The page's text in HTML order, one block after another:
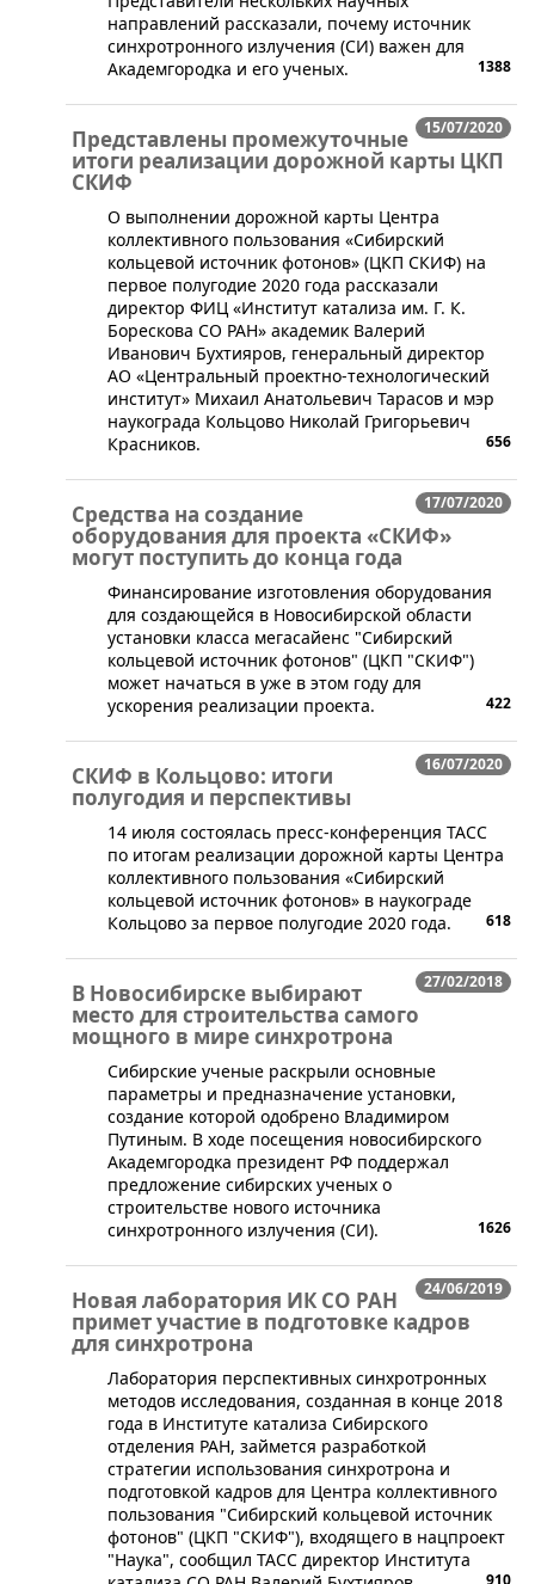
направлений рассказали, почему источник
синхротронного излучения (СИ) важен для
Академгородка и его ученых.
1388
15/07/2020
Представлены промежуточные
итоги реализации дорожной карты ЦКП
СКИФ
​​О выполнении дорожной карты Центра
коллективного пользования «Сибирский
кольцевой источник фотонов» (ЦКП СКИФ) на
первое полугодие 2020 года рассказали
директор ФИЦ «Институт катализа им. Г. К.
Борескова СО РАН» академик Валерий
Иванович Бухтияров, генеральный директор
АО «Центральный проектно-технологический
институт» Михаил Анатольевич Тарасов и мэр
наукограда Кольцово Николай Григорьевич
Красников.
656
17/07/2020
Средства на создание
оборудования для проекта «СКИФ»
могут поступить до конца года
Финансирование изготовления оборудования
для создающейся в Новосибирской области
установки класса мегасайенс "Сибирский
кольцевой источник фотонов" (ЦКП "СКИФ")
может начаться в уже в этом году для
ускорения реализации проекта.
422
16/07/2020
СКИФ в Кольцово: итоги
полугодия и перспективы
14 июля состоялась пресс-конференция ТАСС
по итогам реализации дорожной карты Центра
коллективного пользования «Сибирский
кольцевой источник фотонов» в наукограде
Кольцово за первое полугодие 2020 года.
618
27/02/2018
В Новосибирске выбирают
место для строительства самого
мощного в мире синхротрона
​Сибирские ученые раскрыли основные
параметры и предназначение установки,
создание которой одобрено Владимиром
Путиным. В ходе посещения новосибирского
Академгородка президент РФ поддержал
предложение сибирских ученых о
строительстве нового источника
синхротронного излучения (СИ).
1626
24/06/2019
Новая лаборатория ИК СО РАН
примет участие в подготовке кадров
для синхротрона
​Лаборатория перспективных синхротронных
методов исследования, созданная в конце 2018
года в Институте катализа Сибирского
отделения РАН, займется разработкой
стратегии использования синхротрона и
подготовкой кадров для Центра коллективного
пользования "Сибирский кольцевой источник
фотонов" (ЦКП "СКИФ"), входящего в нацпроект
"Наука", сообщил ТАСС директор Института